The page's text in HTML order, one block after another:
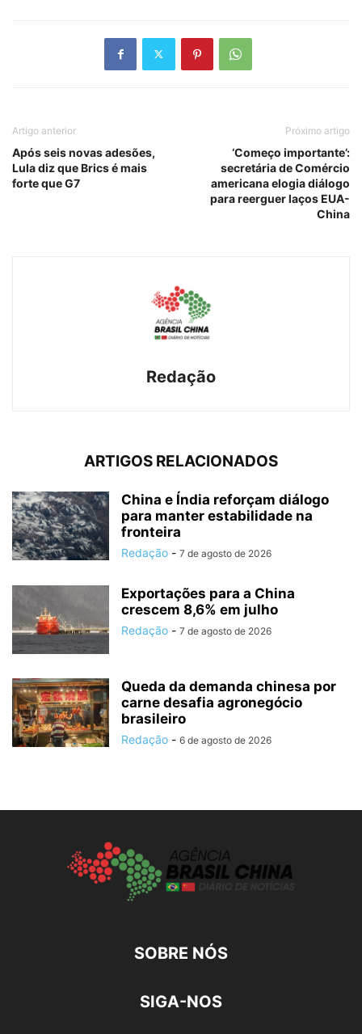
Artigo anterior
Após seis novas adesões,
Lula diz que Brics é mais
forte que G7
Próximo artigo
‘Começo importante’:
secretária de Comércio
americana elogia diálogo
para reerguer laços EUA-
China
Redação
ARTIGOS RELACIONADOS
China e Índia reforçam diálogo
para manter estabilidade na
fronteira
Redação - 7 de agosto de 2026
Exportações para a China
crescem 8,6% em julho
Redação - 7 de agosto de 2026
Queda da demanda chinesa por
carne desafia agronegócio
brasileiro
Redação - 6 de agosto de 2026
SOBRE NÓS
SIGA-NOS